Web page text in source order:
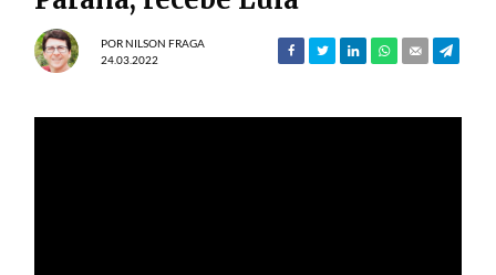
PORNILSON FRAGA
24.03.2022